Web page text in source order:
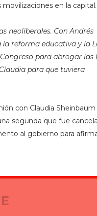
en la capital.
neoliberales. Con Andrés
la reforma educativa y la
para abrogar las
para que tuviera
con Claudia Sheinbaum
segunda que fue
al gobierno para